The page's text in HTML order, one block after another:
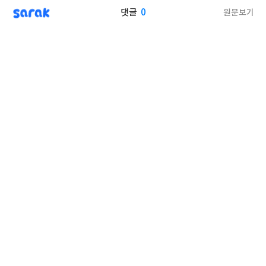
sarak 댓글 0 원문보기